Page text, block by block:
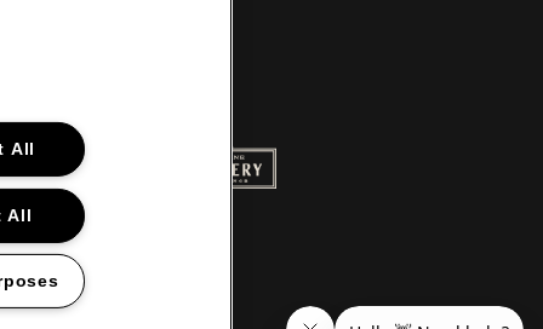
van Red Bull
de website van Het logo van Aperol
in off-white
van Croky
de website van Nieuwsblad
naar de website van Lotto
All
All